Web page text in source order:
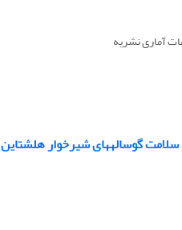
آماری نشریه
گوساله‫های شیرخوار هلشتاین‬